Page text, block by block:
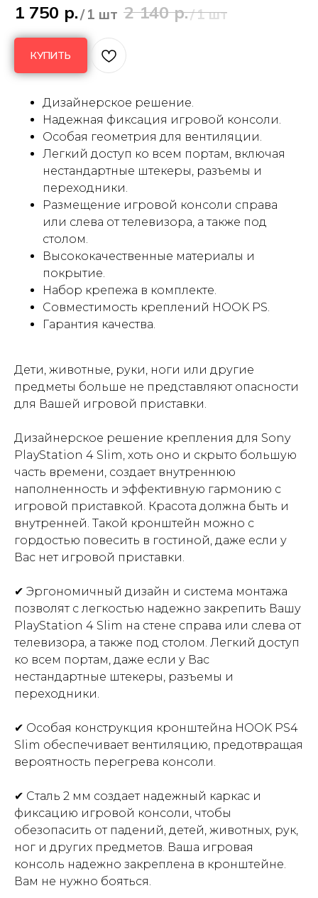
1 750 р./ 1 шт 2 140 р./1 шт
КУПИТЬ
Дизайнерское решение.
Надежная фиксация игровой консоли.
Особая геометрия для вентиляции.
Легкий доступ ко всем портам, включая
нестандартные штекеры, разъемы и
переходники.
Размещение игровой консоли справа
или слева от телевизора, а также под
столом.
Высококачественные материалы и
покрытие.
Набор крепежа в комплекте.
Совместимость креплений HOOK PS.
Гарантия качества.
Дети, животные, руки, ноги или другие
предметы больше не представляют опасности
для Вашей игровой приставки.
Дизайнерское решение крепления для Sony
PlayStation 4 Slim, хоть оно и скрыто большую
часть времени, создает внутреннюю
наполненность и эффективную гармонию с
игровой приставкой. Красота должна быть и
внутренней. Такой кронштейн можно с
гордостью повесить в гостиной, даже если у
Вас нет игровой приставки.
✔ Эргономичный дизайн и система монтажа
позволят с легкостью надежно закрепить Вашу
PlayStation 4 Slim на стене справа или слева от
телевизора, а также под столом. Легкий доступ
ко всем портам, даже если у Вас
нестандартные штекеры, разъемы и
переходники.
✔ Особая конструкция кронштейна HOOK PS4
Slim обеспечивает вентиляцию, предотвращая
вероятность перегрева консоли.
✔ Сталь 2 мм создает надежный каркас и
фиксацию игровой консоли, чтобы
обезопасить от падений, детей, животных, рук,
ног и других предметов. Ваша игровая
консоль надежно закреплена в кронштейне.
Вам не нужно бояться.